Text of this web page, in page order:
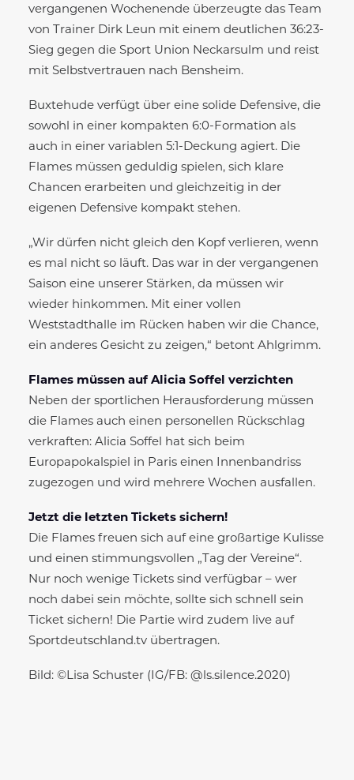
vergangenen Wochenende überzeugte das Team
von Trainer Dirk Leun mit einem deutlichen 36:23-
Sieg gegen die Sport Union Neckarsulm und reist
mit Selbstvertrauen nach Bensheim.
Buxtehude verfügt über eine solide Defensive, die
sowohl in einer kompakten 6:0-Formation als
auch in einer variablen 5:1-Deckung agiert. Die
Flames müssen geduldig spielen, sich klare
Chancen erarbeiten und gleichzeitig in der
eigenen Defensive kompakt stehen.
„Wir dürfen nicht gleich den Kopf verlieren, wenn
es mal nicht so läuft. Das war in der vergangenen
Saison eine unserer Stärken, da müssen wir
wieder hinkommen. Mit einer vollen
Weststadthalle im Rücken haben wir die Chance,
ein anderes Gesicht zu zeigen,“ betont Ahlgrimm.
Flames müssen auf Alicia Soffel verzichten
Neben der sportlichen Herausforderung müssen
die Flames auch einen personellen Rückschlag
verkraften: Alicia Soffel hat sich beim
Europapokalspiel in Paris einen Innenbandriss
zugezogen und wird mehrere Wochen ausfallen.
Jetzt die letzten Tickets sichern!
Die Flames freuen sich auf eine großartige Kulisse
und einen stimmungsvollen „Tag der Vereine“.
Nur noch wenige Tickets sind verfügbar – wer
noch dabei sein möchte, sollte sich schnell sein
Ticket sichern! Die Partie wird zudem live auf
Sportdeutschland.tv übertragen.
Bild: ©Lisa Schuster (IG/FB: @ls.silence.2020)